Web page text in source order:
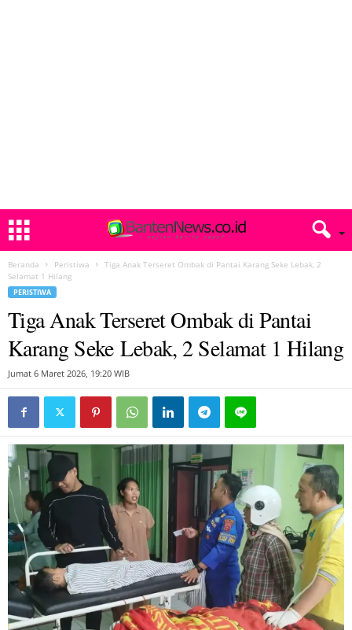
Beranda Peristiwa
Tiga Anak Terseret Ombak di Pantai Karang Seke Lebak, 2
Selamat 1 Hilang
PERISTIWA
Tiga Anak Terseret Ombak di Pantai
Karang Seke Lebak, 2 Selamat 1 Hilang
Jumat 6 Maret 2026, 19:20 WIB